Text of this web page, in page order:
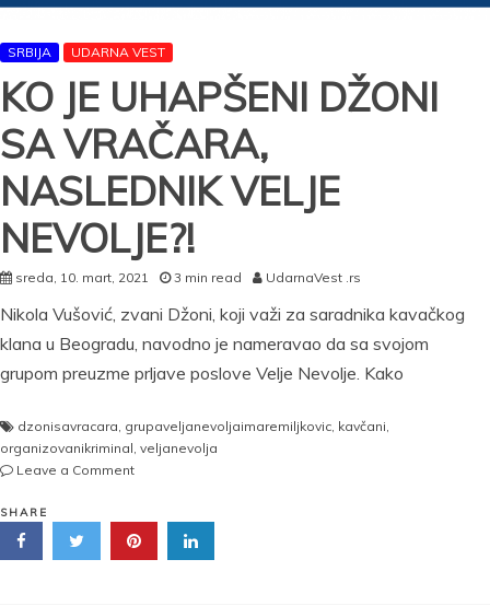
SRBIJA UDARNA VEST
KO JE UHAPŠENI DŽONI
SA VRAČARA,
NASLEDNIK VELJE
NEVOLJE?!
sreda, 10. mart, 2021 3 min read UdarnaVest .rs
Nikola Vušović, zvani Džoni, koji važi za saradnika kavačkog
klana u Beogradu, navodno je nameravao da sa svojom
grupom preuzme prljave poslove Velje Nevolje. Kako
dzonisavracara, grupaveljanevoljaimaremiljkovic, kavčani,
organizovanikriminal, veljanevolja
Leave a Commenton
UHAPŠENI
DŽONI
SHARE